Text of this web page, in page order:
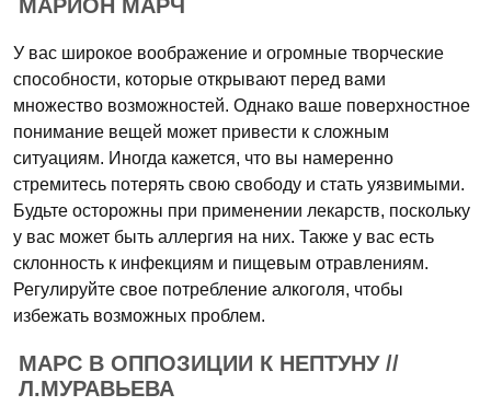
МАРИОН МАРЧ
У вас широкое воображение и огромные творческие
способности, которые открывают перед вами
множество возможностей. Однако ваше поверхностное
понимание вещей может привести к сложным
ситуациям. Иногда кажется, что вы намеренно
стремитесь потерять свою свободу и стать уязвимыми.
Будьте осторожны при применении лекарств, поскольку
у вас может быть аллергия на них. Также у вас есть
склонность к инфекциям и пищевым отравлениям.
Регулируйте свое потребление алкоголя, чтобы
избежать возможных проблем.
МАРС В ОППОЗИЦИИ К НЕПТУНУ //
Л.МУРАВЬЕВА